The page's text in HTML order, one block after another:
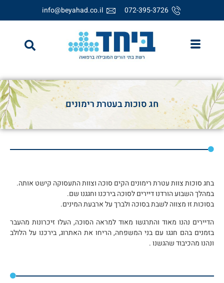
072-395-3726
info@beyahad.co.il
חג סוכות בעטרת רימונים
בחג סוכות צוות עטרת רימונים הקים סוכה וצוות התעסוקה קישט אותה.
במהלך השבוע הורדנו דיירים לסוכה בירכנו וחגגנו שם.
בסוכות זו מצווה לשבת בסוכה ולברך על ארבעת המינים.
הדיירים נהנו מאוד והתרגשו מאוד למראה הסוכה, העלו זיכרונות מהעבר
בזמנים בהם חגגו עם בני המשפחה, הריחו את האתרוג, בירכנו על הלולב
ונהנו מהכיבוד שהגשנו .